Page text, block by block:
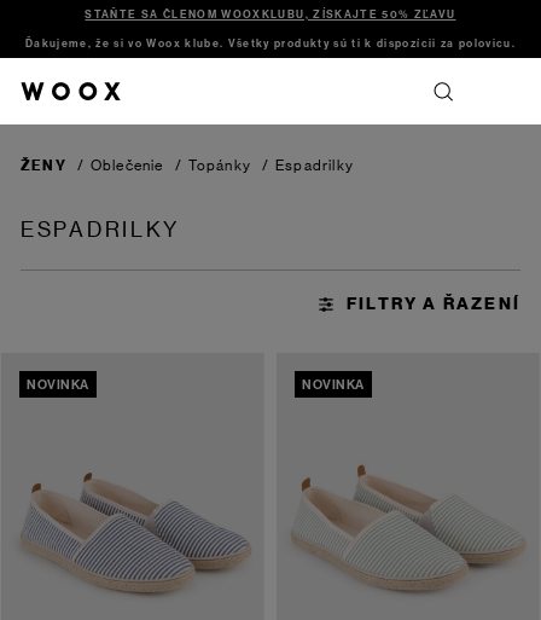
STAŇTE SA ČLENOM WOOXKLUBU, ZÍSKAJTE 50% ZĽAVU
Ďakujeme, že si vo Woox klube. Všetky produkty sú ti k dispozícii za polovicu.
ŽENY / Oblečenie / Topánky / Espadrilky
ESPADRILKY
NOVINKA NOVINKA